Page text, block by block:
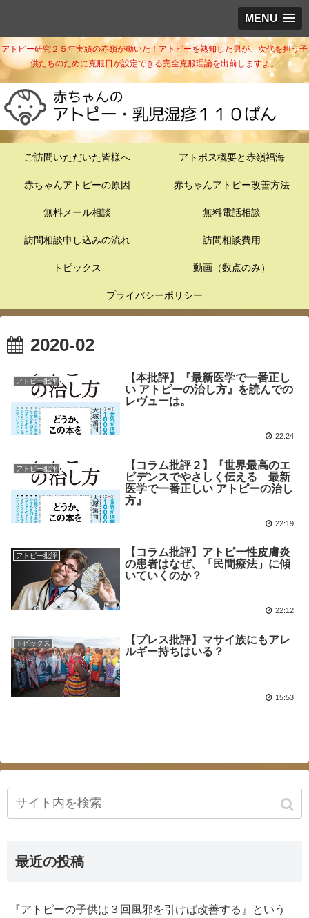
MENU
アトピー研究２５年実績の赤嶺が動いた！アトピーを熟知した男が、次代を担う子
供たちのために克服日が設定できる完全克服理論を出前しますよ。
ご訪問いただいた皆様へ アトポス概要と赤嶺福海
赤ちゃんアトピーの原因 赤ちゃんアトピー改善方法
無料メール相談 無料電話相談
訪問相談申し込みの流れ 訪問相談費用
トピックス 動画（数点のみ）
プライバシーポリシー
2020-02
アトピー批評
【本批評】『最新医学で一番正し
い アトピーの治し方』を読んでの
レヴューは。
22:24
アトピー批評
【コラム批評２】『世界最高のエ
ビデンスでやさしく伝える 最新
医学で一番正しい アトピーの治し
方』
22:19
アトピー批評
【コラム批評】アトピー性皮膚炎
の患者はなぜ、「民間療法」に傾
いていくのか？
22:12
トピックス
【プレス批評】マサイ族にもアレ
ルギー持ちはいる？
15:53
最近の投稿
『アトピーの子供は３回風邪を引けば改善する』という